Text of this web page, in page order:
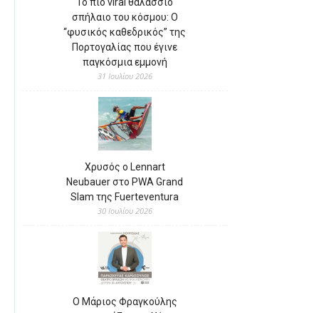
σπήλαιο του κόσμου: Ο
“φυσικός καθεδρικός” της
Πορτογαλίας που έγινε
παγκόσμια εμμονή
31 Ιουλίου 2026
Χρυσός ο Lennart
Neubauer στο PWA Grand
Slam της Fuerteventura
30 Ιουλίου 2026
Ο Μάριος Φραγκούλης